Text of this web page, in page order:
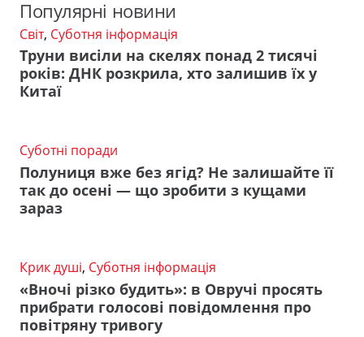
Популярні новини
Світ, Суботня інформація
Труни висіли на скелях понад 2 тисячі
років: ДНК розкрила, хто залишив їх у
Китаї
Суботні поради
Полуниця вже без ягід? Не залишайте її
так до осені — що зробити з кущами
зараз
Крик душі, Суботня інформація
«Вночі різко будить»: в Овручі просять
прибрати голосові повідомлення про
повітряну тривогу